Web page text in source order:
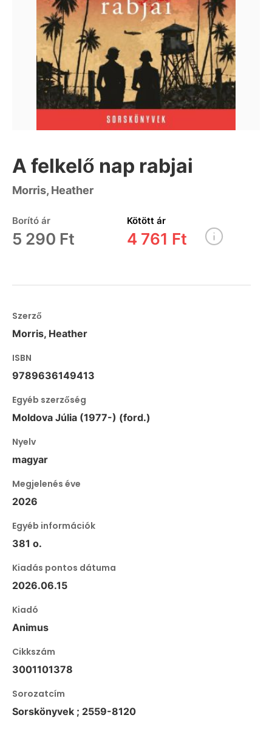
A felkelő nap rabjai
Morris, Heather
Borító ár
5 290 Ft
Kötött ár
4 761 Ft
Szerző
Morris, Heather
ISBN
9789636149413
Egyéb szerzőség
Moldova Júlia (1977-) (ford.)
Nyelv
magyar
Megjelenés éve
2026
Egyéb információk
381 o.
Kiadás pontos dátuma
2026.06.15
Kiadó
Animus
Cikkszám
3001101378
Sorozatcím
Sorskönyvek ; 2559-8120